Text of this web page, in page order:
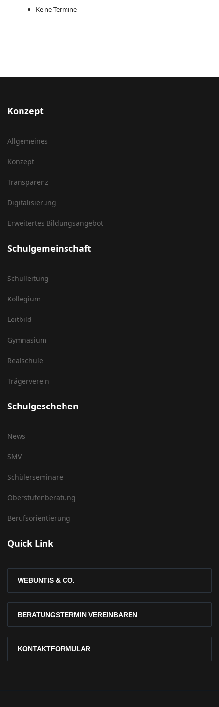
Keine Termine
Konzept
Allgemeines
Konzept
Transparenz
Digitalisierung
Erweitertes Bildungsangebot
Schulgemeinschaft
Schulleitung
Kollegium
Leitbild
Gymnasium
Realschule
Trägerverein
Schulgeschehen
News
SMV
Schülerseminare
Oberstufenberatung
Berufsorientierung
Quick Link
WEBUNTIS & CO.
BERATUNGSTERMIN VEREINBAREN
KONTAKTFORMULAR